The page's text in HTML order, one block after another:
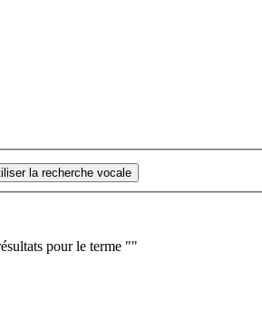
la recherche vocale
pour le terme ""